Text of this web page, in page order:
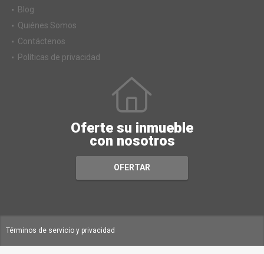
Servicios
Blog
Quiénes Somos
Contáctenos
Oferte su inmueble
con nosotros
OFERTAR
Términos de servicio y privacidad